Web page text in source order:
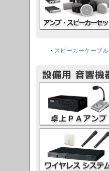
・ スピーカーケーブル